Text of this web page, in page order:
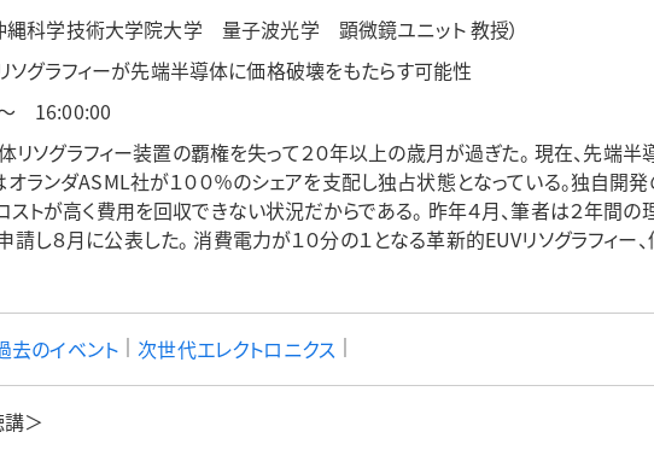
科学技術大学院大学 量子波光学 顕微鏡ユニット 教授）
ソグラフィーが先端半導体に価格破壊をもたらす可能性
16:00:00
リソグラフィー装置の覇権を失って２０年以上の歳月が過ぎた。 現在、先端半
オランダASML社が１００％のシェアを支配し独占状態となっている。独自開
ストが高く費用を回収できない状況だからである。 昨年４月、筆者は２年間
し８月に公表した。 消費電力が１０分の１となる革新的EUVリソグラフィー
去のイベント ｜ 次世代エレクトロニクス ｜
＞